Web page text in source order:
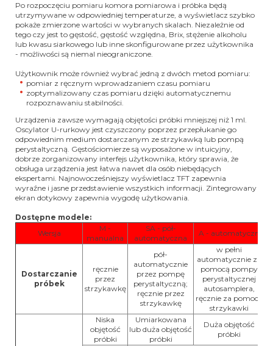
Po rozpoczęciu pomiaru komora pomiarowa i próbka będą
utrzymywane w odpowiedniej temperaturze, a wyświetlacz szybko
pokaże zmierzone wartości w wybranych skalach. Niezależnie od
tego czy jest to gęstość, gęstość względna, Brix, stężenie alkoholu
lub kwasu siarkowego lub inne skonfigurowane przez użytkownika
- możliwości są niemal nieograniczone.
Użytkownik może również wybrać jedną z dwóch metod pomiaru:
pomiar z ręcznym wprowadzaniem czasu pomiaru
zoptymalizowany czas pomiaru dzięki automatycznemu
rozpoznawaniu stabilności.
Urządzenia zawsze wymagają objętości próbki mniejszej niż 1 ml.
Oscylator U-rurkowy jest czyszczony poprzez przepłukanie go
odpowiednim medium dostarczanym ze strzykawką lub pompą
perystaltyczną. Gęstościomierze są wyposażone w intuicyjny,
dobrze zorganizowany interfejs użytkownika, który sprawia, że
obsługa urządzenia jest łatwa nawet dla osób niebędących
ekspertami. Najnowocześniejszy wyświetlacz TFT zapewnia
wyraźne i jasne przedstawienie wszystkich informacji. Zintegrowany
ekran dotykowy zapewnia wygodę użytkowania.
Dostępne modele:
Wersja
M -
manualna
SA - pół-
automatyczna
A - automatyczn
Dostarczanie
próbek
ręcznie
przez
strzykawkę
pół-
automatycznie
przez pompę
perystaltyczną;
ręcznie przez
strzykawkę
w pełni
automatycznie za
pomocą pompy
perystaltycznej
autosamplera,
ręcznie za pomocą
strzykawki
Niska
objętość
próbki
Umiarkowana
lub duża objętość
próbki
Duża objętość
próbki